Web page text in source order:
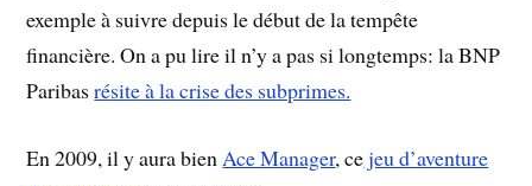
exemple à suivre depuis le début de la tempête
financière. On a pu lire il n’y a pas si longtemps: la BNP
Paribasrésite à la crise des subprimes.
En 2009, il y aura bienAce Manager, cejeu d’aventure